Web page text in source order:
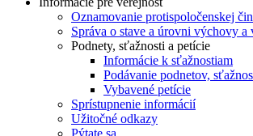
Oznamovanie protispoločenskej
Správa o stave a úrovni výchovy a
Podnety, sťažnosti a petície
Informácie k sťažnostiam
Podávanie podnetov,
Vybavené petície
Sprístupnenie informácií
Užitočné odkazy
Pýtate sa